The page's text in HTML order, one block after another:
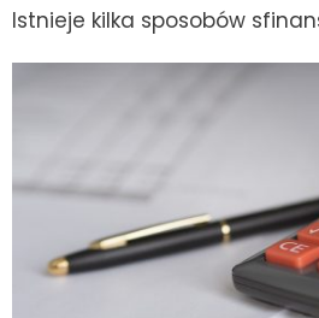
Istnieje kilka sposobów